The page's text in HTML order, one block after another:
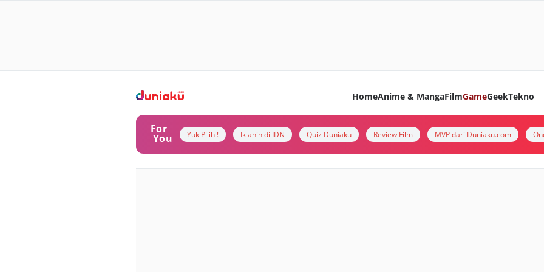
HomeAnime & MangaFilmGameGeekTekno
For
You Yuk Pilih ! Iklanin di IDN Quiz Duniaku Review Film MVP dari Duniaku.com